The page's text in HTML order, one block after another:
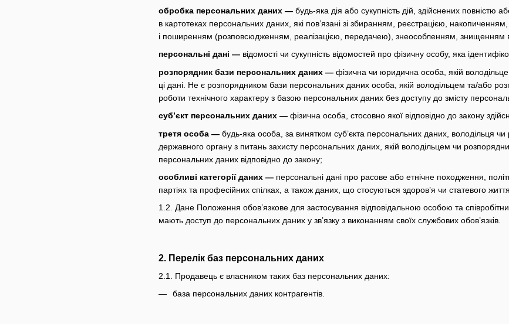
обробка персональних даних — будь-яка дія або сукупність дій, здійснених повністю
в картотеках персональних даних, які пов’язані зі збиранням, реєстрацією,
і поширенням (розповсюдженням, реалізацією, передачею), знеособленням, знищенням
персональні дані — відомості чи сукупність відомостей про фізичну особу, яка
розпорядник бази персональних даних — фізична чи юридична особа, якій
ці дані. Не є розпорядником бази персональних даних особа, якій володільцем та/або
роботи технічного характеру з базою персональних даних без доступу до змісту
суб’єкт персональних даних — фізична особа, стосовно якої відповідно до закону
третя особа — будь-яка особа, за винятком суб’єкта персональних даних, володільця
державного органу з питань захисту персональних даних, якій володільцем чи
персональних даних відповідно до закону;
особливі категорії даних — персональні дані про расове або етнічне походження,
партіях та професійних спілках, а також даних, що стосуються здоров’я чи статевого життя.
1.2. Дане Положення обов’язкове для застосування відповідальною особою та
мають доступ до персональних даних у зв’язку з виконанням своїх службових обов’язків.
2. Перелік баз персональних даних
2.1. Продавець є власником таких баз персональних даних:
база персональних даних контрагентів.